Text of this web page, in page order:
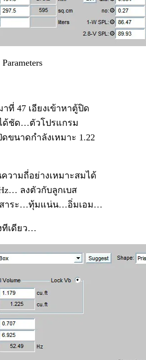
าที่ 47 เอียงเข้าหาตู้ปิด
ด้ชัด…ตัวโปรแกรม
ขนาดกำลังเหมาะ 1.22
วามถี่อย่างเหมาะสมได้
ลงตัวกับลูกเบส
าระ…ทุ้มแน่น…อิ่มเอม…
เดียว…